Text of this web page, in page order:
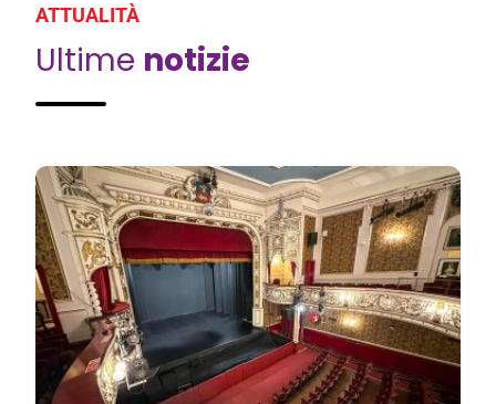
ATTUALITÀ
Ultime notizie